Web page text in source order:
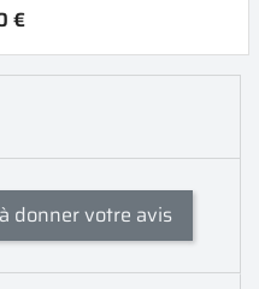
€
donner votre avis